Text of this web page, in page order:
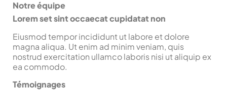
Notre équipe
Lorem set sint occaecat cupidatat non
Eiusmod tempor incididunt ut labore et dolore
magna aliqua. Ut enim ad minim veniam, quis
nostrud exercitation ullamco laboris nisi ut aliquip ex
ea commodo.
Témoignages